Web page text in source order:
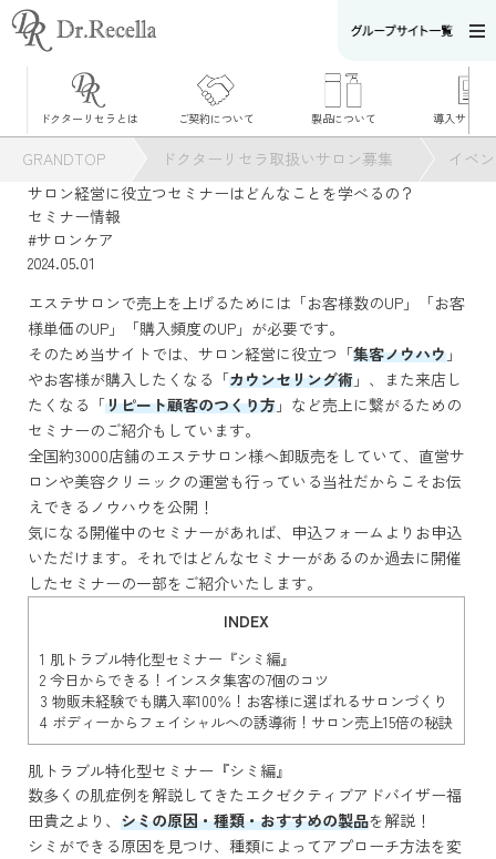
ドクターリセラとは
ドクターリセラ
とは
ドクターリセラ
とは
サロンサポート
事業部
統括責任者メッ
セージ
大阪ショールー
ム
ご契約について
ご契約について
ご契約について
リセラアカデミ
製品について 導入サロン
導入サロ
導入サロ
GRANDTOP ドクターリセラ取扱いサロン募集
イベ
サロン経営に役立つセミナーはどんなことを学べるの？
セミナー情報
#サロンケア
2024.05.01
エステサロンで売上を上げるためには「お客様数のUP 」「お客
様単価のUP 」「購入頻度のUP 」が必要です。
そのため当サイトでは、サロン経営に役立つ「集客ノウハウ 」
やお客様が購入したくなる「カウンセリング術 」、また来店し
たくなる「リピート顧客のつくり方 」など売上に繋がるための
セミナーのご紹介もしています。
全国約3000店舗のエステサロン様へ卸販売をしていて、直営サ
ロンや美容クリニックの運営も行っている当社だからこそお伝
えできるノウハウを公開！
気になる開催中のセミナーがあれば、申込フォームよりお申込
いただけます。それではどんなセミナーがあるのか過去に開催
したセミナーの一部をご紹介いたします。
INDEX
1 肌トラブル特化型セミナー『シミ編』
2 今日からできる！インスタ集客の7個のコツ
3 物販未経験でも購入率100％！お客様に選ばれるサロンづくり
4 ボディーからフェイシャルへの誘導術！サロン売上15倍の秘訣
肌トラブル特化型セミナー『シミ編』
数多くの肌症例を解説してきたエクゼクティブアドバイザー福
田貴之より、 シミの原因・種類・おすすめの製品を解説！
シミができる原因を見つけ、種類によってアプローチ方法を変